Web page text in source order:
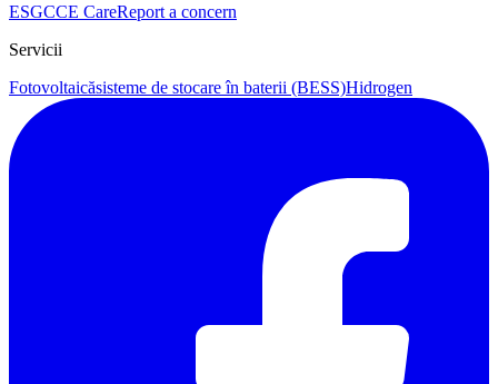
ESGCCE CareReport a concern
Servicii
Fotovoltaicăsisteme de stocare în baterii (BESS)Hidrogen